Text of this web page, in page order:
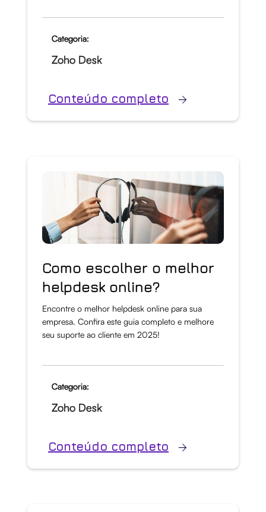
Categoria:
Zoho Desk
Conteúdo completo
Como escolher o melhor
helpdesk online?
Encontre o melhor helpdesk online para sua
empresa. Confira este guia completo e melhore
seu suporte ao cliente em 2025!
Categoria:
Zoho Desk
Conteúdo completo